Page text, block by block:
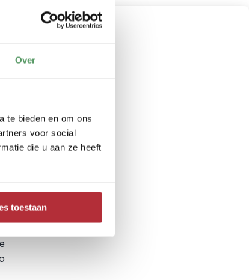
Over
te bieden en om ons
voor social
die u aan ze heeft
toestaan